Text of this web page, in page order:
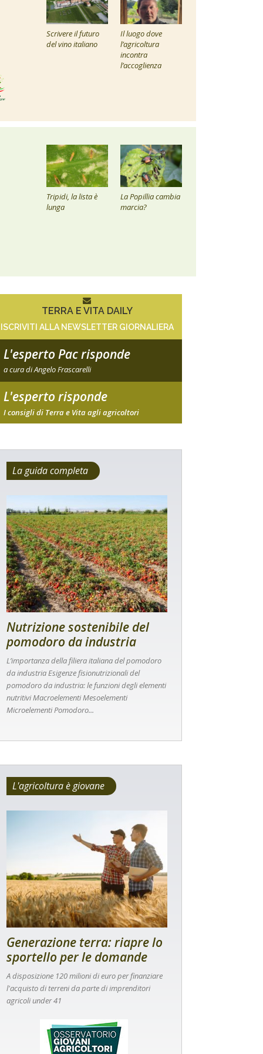
Scrivere il futuro
del vino italiano
Il luogo dove
l’agricoltura
incontra
l’accoglienza
Tripidi, la lista è
lunga
La Popillia cambia
marcia?
TERRA E VITA DAILY
ISCRIVITI ALLA NEWSLETTER GIORNALIERA
L'esperto Pac risponde
a cura di Angelo Frascarelli
L'esperto risponde
I consigli di Terra e Vita agli agricoltori
La guida completa
Nutrizione sostenibile del
pomodoro da industria
L’importanza della filiera italiana del pomodoro
da industria Esigenze fisionutrizionali del
pomodoro da industria: le funzioni degli elementi
nutritivi Macroelementi Mesoelementi
Microelementi Pomodoro...
L'agricoltura è giovane
Generazione terra: riapre lo
sportello per le domande
A disposizione 120 milioni di euro per finanziare
l'acquisto di terreni da parte di imprenditori
agricoli under 41